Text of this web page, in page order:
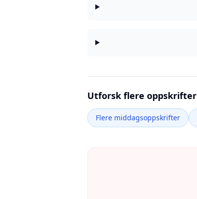
Utforsk flere oppskrifter
Flere middagsoppskrifter